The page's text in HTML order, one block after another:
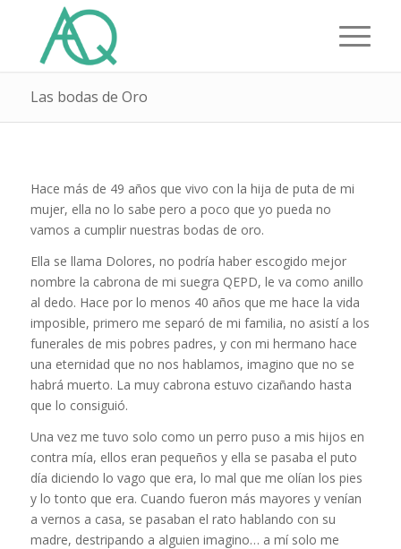
Las bodas de Oro
Hace más de 49 años que vivo con la hija de puta de mi
mujer, ella no lo sabe pero a poco que yo pueda no
vamos a cumplir nuestras bodas de oro.
Ella se llama Dolores, no podría haber escogido mejor
nombre la cabrona de mi suegra QEPD, le va como anillo
al dedo. Hace por lo menos 40 años que me hace la vida
imposible, primero me separó de mi familia, no asistí a los
funerales de mis pobres padres, y con mi hermano hace
una eternidad que no nos hablamos, imagino que no se
habrá muerto. La muy cabrona estuvo cizañando hasta
que lo consiguió.
Una vez me tuvo solo como un perro puso a mis hijos en
contra mía, ellos eran pequeños y ella se pasaba el puto
día diciendo lo vago que era, lo mal que me olían los pies
y lo tonto que era. Cuando fueron más mayores y venían
a vernos a casa, se pasaban el rato hablando con su
madre, destripando a alguien imagino… a mí solo me